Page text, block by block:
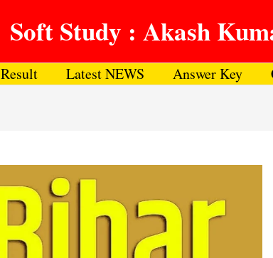
Soft Study : Akash
Result Latest NEWS Answer Key